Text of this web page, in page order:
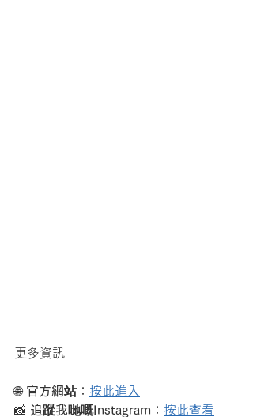
更多資訊
🌐 官方網站： 按此進入
📸 追蹤我哋嘅Instagram ： 按此查看